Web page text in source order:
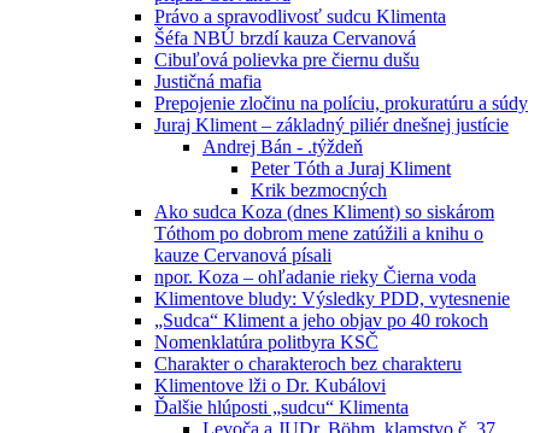
Právo a spravodlivosť sudcu Klimenta
Šéfa NBÚ brzdí kauza Cervanová
Cibuľová polievka pre čiernu dušu
Justičná mafia
Prepojenie zločinu na políciu, prokuratúru a súdy
Juraj Kliment – základný piliér dnešnej justície
Andrej Bán - .týždeň
Peter Tóth a Juraj Kliment
Krik bezmocných
Ako sudca Koza (dnes Kliment) so siskárom
Tóthom po dobrom mene zatúžili a knihu o
kauze Cervanová písali
npor. Koza – ohľadanie rieky Čierna voda
Klimentove bludy: Výsledky PDD, vytesnenie
„Sudca“ Kliment a jeho objav po 40 rokoch
Nomenklatúra politbyra KSČ
Charakter o charakteroch bez charakteru
Klimentove lži o Dr. Kubálovi
Ďalšie hlúposti „sudcu“ Klimenta
Levoča a JUDr. Böhm, klamstvo č. 37